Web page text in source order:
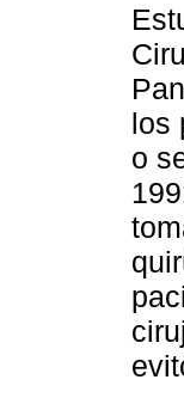
los
o